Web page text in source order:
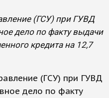
(ГСУ) при ГУВД
дело по факту выдачи
кредита на 12,7
(ГСУ) при ГУВД
дело по факту